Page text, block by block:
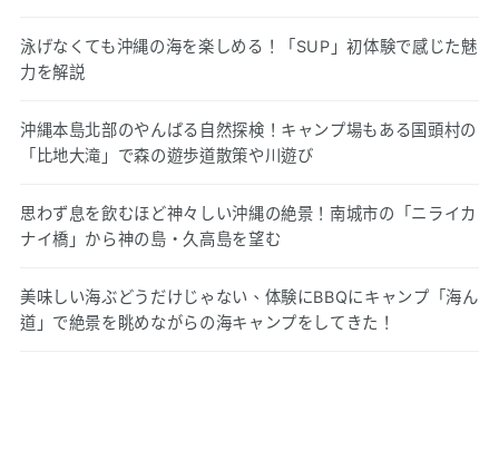
泳げなくても沖縄の海を楽しめる！「SUP」初体験で感じた魅
力を解説
沖縄本島北部のやんばる自然探検！キャンプ場もある国頭村の
「比地大滝」で森の遊歩道散策や川遊び
思わず息を飲むほど神々しい沖縄の絶景！南城市の「ニライカ
ナイ橋」から神の島・久高島を望む
美味しい海ぶどうだけじゃない、体験にBBQにキャンプ「海ん
道」で絶景を眺めながらの海キャンプをしてきた！